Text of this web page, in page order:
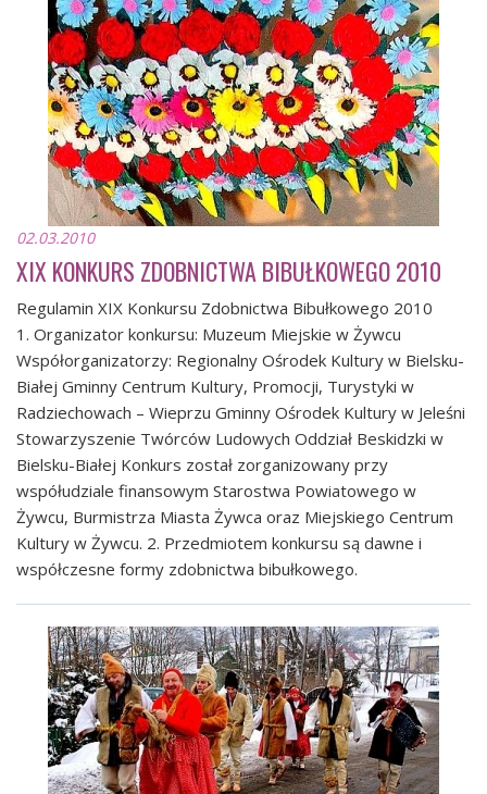
02.03.2010
XIX KONKURS ZDOBNICTWA BIBUŁKOWEGO 2010
Regulamin XIX Konkursu Zdobnictwa Bibułkowego 2010
1. Organizator konkursu: Muzeum Miejskie w Żywcu
Współorganizatorzy: Regionalny Ośrodek Kultury w Bielsku-
Białej Gminny Centrum Kultury, Promocji, Turystyki w
Radziechowach – Wieprzu Gminny Ośrodek Kultury w Jeleśni
Stowarzyszenie Twórców Ludowych Oddział Beskidzki w
Bielsku-Białej Konkurs został zorganizowany przy
współudziale finansowym Starostwa Powiatowego w
Żywcu, Burmistrza Miasta Żywca oraz Miejskiego Centrum
Kultury w Żywcu. 2. Przedmiotem konkursu są dawne i
współczesne formy zdobnictwa bibułkowego.